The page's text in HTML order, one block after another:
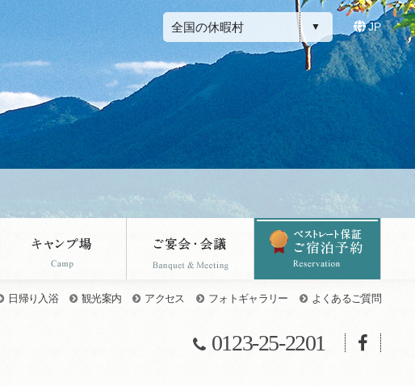
全国の休暇村 JP
日帰り入浴 観光案内 アクセス フォトギャラリー よくあるご質問
0123-25-2201